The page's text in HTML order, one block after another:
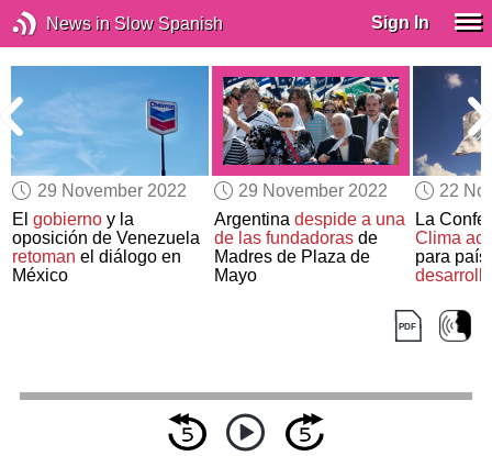
News in Slow Spanish Sign In
29 November 2022
Elgobierno y la
oposición de Venezuela
retoman el diálogo en
México
29 November 2022
Argentina despide a una
de las fundadorasde
Madres de Plaza de
Mayo
22
La
Clima
para
desarrollo